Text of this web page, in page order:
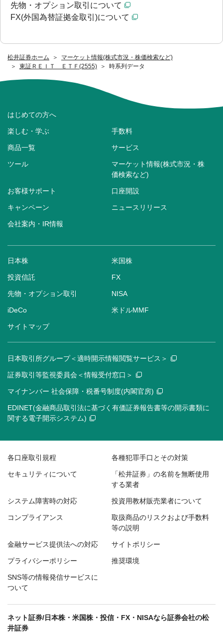
松井証券ホーム
マーケット情報(株式市況・株価検索など)
東証ＲＥＩＴ ＥＴＦ(2555)
時系列データ
先物・オプション取引について
FX(外国為替証拠金取引)について
はじめての方へ
楽しむ・学ぶ 手数料
商品一覧 サービス
ツール
マーケット情報(株式市況・株
価検索など)
お客様サポート 口座開設
キャンペーン ニュースリリース
会社案内・IR情報
日本株 米国株
投資信託 FX
先物・オプション取引 NISA
iDeCo 米ドルMMF
サイトマップ
日本取引所グループ＜適時開示情報閲覧サービス＞
証券取引等監視委員会＜情報受付窓口＞
マイナンバー 社会保障・税番号制度(内閣官房)
EDINET(金融商品取引法に基づく有価証券報告書等の開示書類に
関する電子開示システム)
各口座取引規程 各種犯罪手口とその対策
セキュリティについて
「松井証券」の名前を無断使用
する業者
システム障害時の対応 投資用教材販売業者について
コンプライアンス
取扱商品のリスクおよび手数料
等の説明
金融サービス提供法への対応 サイトポリシー
プライバシーポリシー 推奨環境
SNS等の情報発信サービスに
ついて
ネット証券/日本株・米国株・投信・FX・NISAなら証券会社の松
井証券